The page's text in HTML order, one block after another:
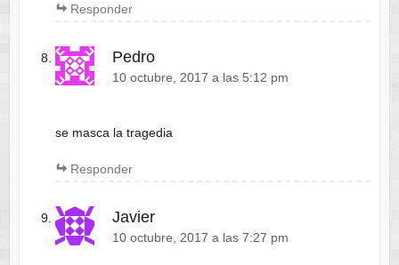
Responder
Pedro
10 octubre, 2017 a las 5:12 pm
se masca la tragedia
Responder
Javier
10 octubre, 2017 a las 7:27 pm